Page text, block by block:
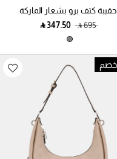
حقيبة كتف برو بشعار الماركة
‎ ⃁ ⁦695⁩ ‎
‎ ⃁ ⁦347.50⁩ ‎